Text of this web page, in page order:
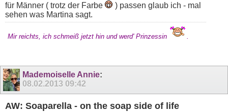
für Männer ( trotz der Farbe
) passen glaub ich - mal
sehen was Martina sagt.
Mir reichts, ich schmeiß jetzt hin und werd' Prinzessin
Mademoiselle Annie:
08.02.2013 09:42
AW: Soaparella - on the soap side of life